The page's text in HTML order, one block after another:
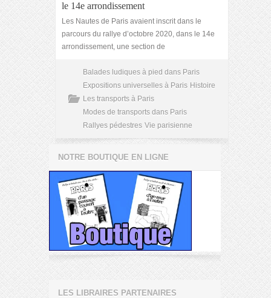
le 14e arrondissement
Les Nautes de Paris avaient inscrit dans le
parcours du rallye d’octobre 2020, dans le 14e
arrondissement, une section de
Balades ludiques à pied dans Paris
Expositions universelles à Paris Histoire
Les transports à Paris
Modes de transports dans Paris
Rallyes pédestres Vie parisienne
NOTRE BOUTIQUE EN LIGNE
LES LIBRAIRES PARTENAIRES